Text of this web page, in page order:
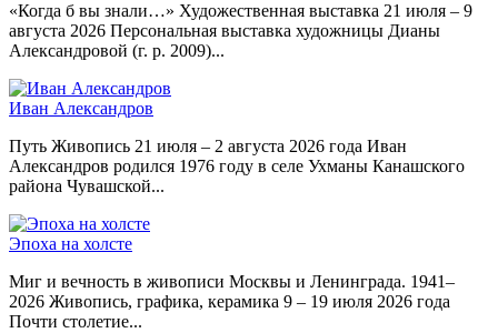
«Когда б вы знали…» Художественная выставка 21 июля – 9
августа 2026 Персональная выставка художницы Дианы
Александровой (г. р. 2009)...
Иван Александров
Путь Живопись 21 июля – 2 августа 2026 года Иван
Александров родился 1976 году в селе Ухманы Канашского
района Чувашской...
Эпоха на холсте
Миг и вечность в живописи Москвы и Ленинграда. 1941–
2026 Живопись, графика, керамика 9 – 19 июля 2026 года
Почти столетие...